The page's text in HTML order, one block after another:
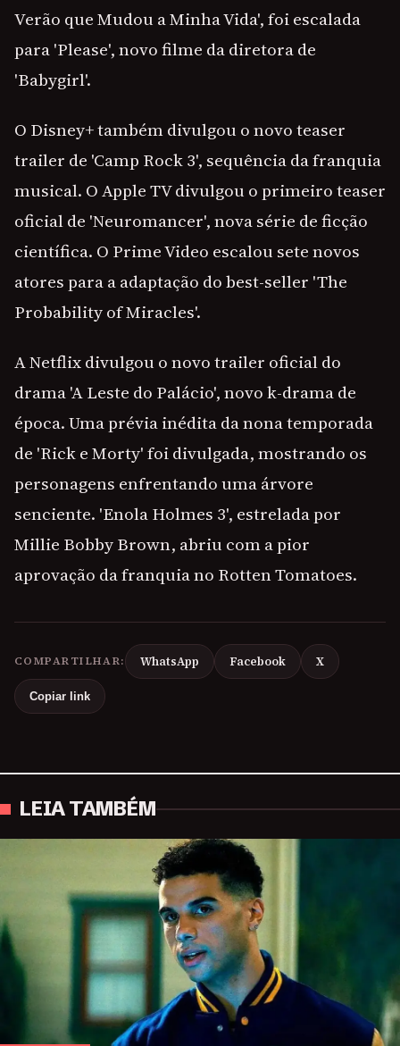
Verão que Mudou a Minha Vida', foi escalada
para 'Please', novo filme da diretora de
'Babygirl'.
O Disney+ também divulgou o novo teaser
trailer de 'Camp Rock 3', sequência da franquia
musical. O Apple TV divulgou o primeiro teaser
oficial de 'Neuromancer', nova série de ficção
científica. O Prime Video escalou sete novos
atores para a adaptação do best-seller 'The
Probability of Miracles'.
A Netflix divulgou o novo trailer oficial do
drama 'A Leste do Palácio', novo k-drama de
época. Uma prévia inédita da nona temporada
de 'Rick e Morty' foi divulgada, mostrando os
personagens enfrentando uma árvore
senciente. 'Enola Holmes 3', estrelada por
Millie Bobby Brown, abriu com a pior
aprovação da franquia no Rotten Tomatoes.
COMPARTILHAR: WhatsApp Facebook X
Copiar link
LEIA TAMBÉM